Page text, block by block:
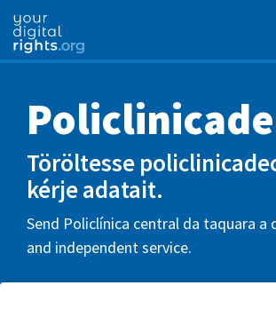
Töröltesse
kérje adatait.
Send Policlínica central da taquara
and independent service.